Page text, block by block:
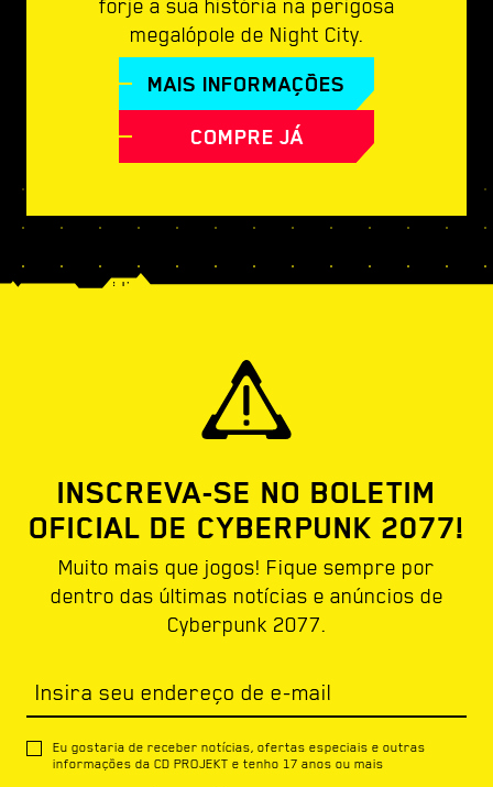
forje a sua história na perigosa
megalópole de Night City.
MAIS INFORMAÇÕES
COMPRE JÁ
INSCREVA-SE NO BOLETIM
OFICIAL DE CYBERPUNK 2077!
Muito mais que jogos! Fique sempre por
dentro das últimas notícias e anúncios de
Cyberpunk 2077.
Insira seu endereço de e-mail
Eu gostaria de receber notícias, ofertas especiais e outras
informações da CD PROJEKT e tenho 17 anos ou mais